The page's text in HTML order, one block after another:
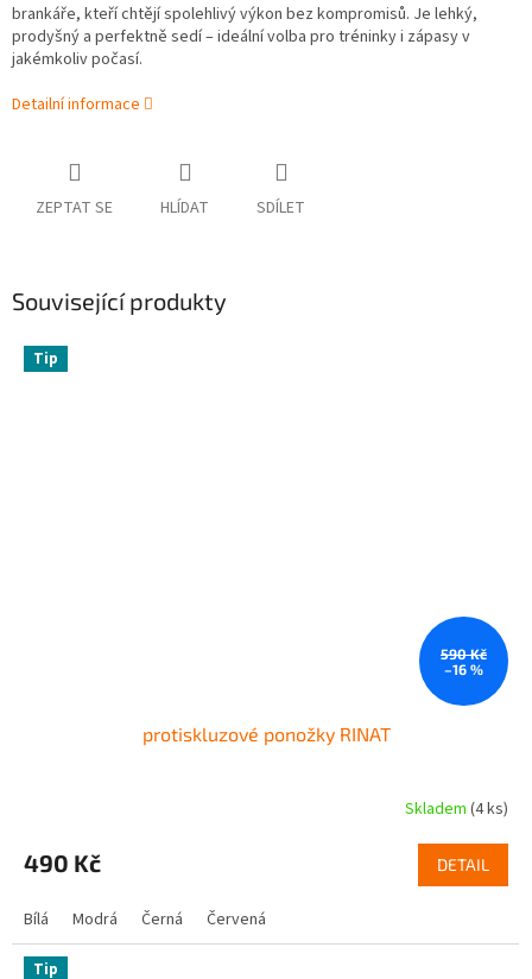
brankáře, kteří chtějí spolehlivý výkon bez kompromisů. Je lehký,
prodyšný a perfektně sedí – ideální volba pro tréninky i zápasy v
jakémkoliv počasí.
Detailní informace
ZEPTAT SE HLÍDAT SDÍLET
Související produkty
Tip
590 Kč
–16 %
protiskluzové ponožky RINAT
produktu
je
z
5
hvězdiček.
Skladem(4 ks)
490 Kč DETAIL
Bílá Modrá Černá Červená
Tip